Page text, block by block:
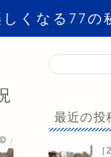
くなる77の
/
最近の投